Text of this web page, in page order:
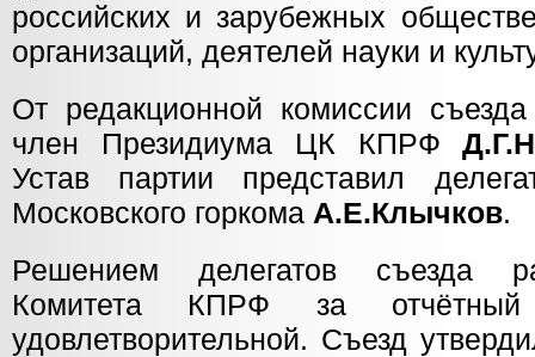
российских и зарубежных
организаций, деятелей науки и
От редакционной комиссии
член Президиума ЦК КПРФ
Устав партии представил
Московского горкома А.Е.Клычков.
Решением делегатов съезда
Комитета КПРФ за отчётный
удовлетворительной. Съезд